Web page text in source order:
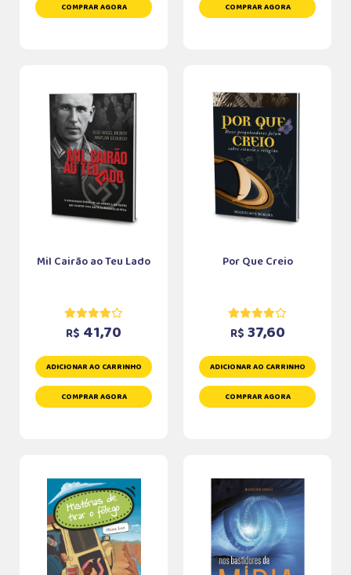
COMPRAR AGORA COMPRAR AGORA
Mil Cairão ao Teu Lado
R$ 41,70
ADICIONAR AO CARRINHO
COMPRAR AGORA
Por Que Creio
R$ 37,60
ADICIONAR AO CARRINHO
COMPRAR AGORA